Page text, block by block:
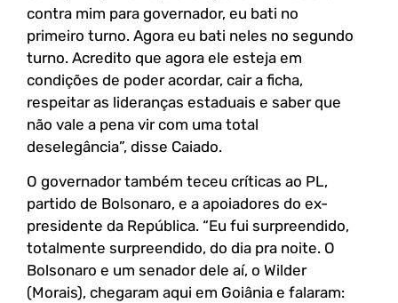
contra mim para governador, eu bati no
primeiro turno. Agora eu bati neles no segundo
turno. Acredito que agora ele esteja em
condições de poder acordar, cair a ficha,
respeitar as lideranças estaduais e saber que
não vale a pena vir com uma total
deselegância”, disse Caiado.
O governador também teceu críticas ao PL,
partido de Bolsonaro, e a apoiadores do ex-
presidente da República. “Eu fui surpreendido,
totalmente surpreendido, do dia pra noite. O
Bolsonaro e um senador dele aí, o Wilder
(Morais), chegaram aqui em Goiânia e falaram: